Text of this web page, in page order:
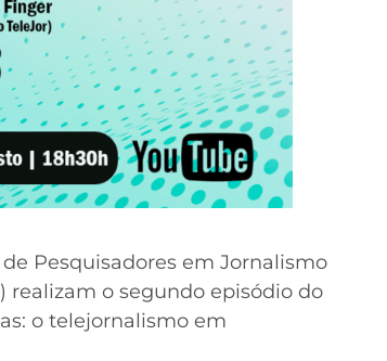
de Pesquisadores em Jornalismo
realizam o segundo episódio do
o telejornalismo em